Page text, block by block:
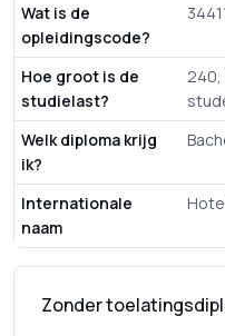
Wat is de
opleidingscode?
Hoe groot is de
studielast?
240,
Welk diploma krijg
ik?
Internationale
naam
Zonder